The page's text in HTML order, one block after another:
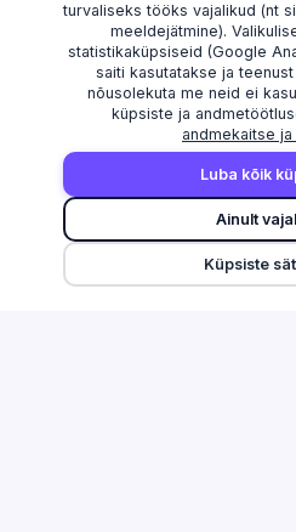
AVASTAMA
Edetabel
turvaliseks tööks vajalikud (nt
meeldejätmine).
statistikaküpsiseid (Google
saiti kasutatakse ja
nõusolekuta me neid ei
küpsiste ja
andmekaitse ja
Luba kõik
Ainult
Küpsiste